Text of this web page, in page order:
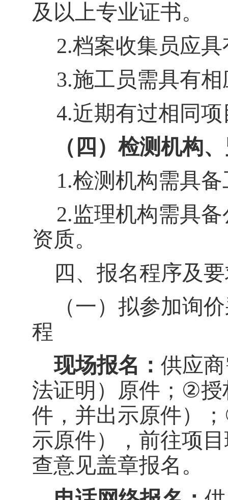
及以上专业证书。
2.档案收集员应
3.施工员需具有
4.近期有过相同
（四）检测机构
1.检测机构需具
2.监理机构需具
资质。
四、报名程序及
（一） 拟参加询
程
现场报名： 供应
法证明）
原件； ②授
件，并出示原件）
；
示原件）， 前往项
查意见盖章报名 。